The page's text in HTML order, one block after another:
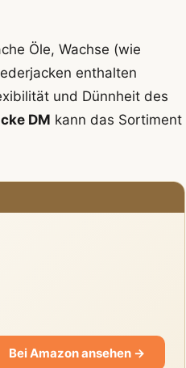
Öle, Wachse (wie
enthalten
und Dünnheit des
DM kann das Sortiment
Bei Amazon ansehen →